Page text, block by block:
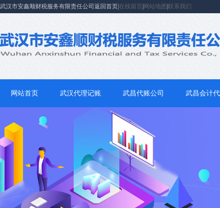
武汉市安鑫顺财税服务有限责任公司返回首页|在线留言 网站地图 联系我们
网站首页 武汉代理记账 武昌代账公司 武昌会计
联系我们